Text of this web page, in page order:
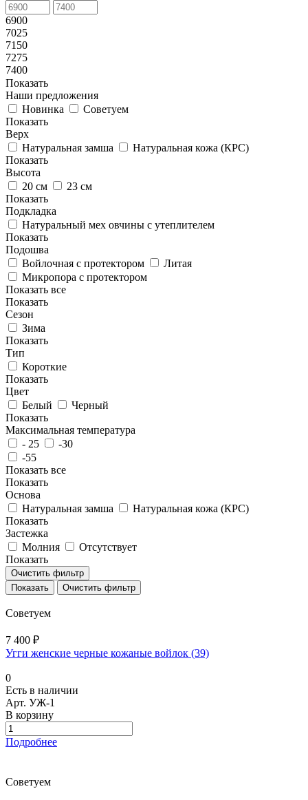
6900
7025
7150
7275
7400
Показать
Наши предложения
Новинка
Советуем
Показать
Верх
Натуральная замша
Натуральная кожа (КРС)
Показать
Высота
20 см
23 см
Показать
Подкладка
Натуральный мех овчины с утеплителем
Показать
Подошва
Войлочная с протектором
Литая
Микропора с протектором
Показать все
Показать
Сезон
Зима
Показать
Тип
Короткие
Показать
Цвет
Белый
Черный
Показать
Максимальная температура
- 25
-30
-55
Показать все
Показать
Основа
Натуральная замша
Натуральная кожа (КРС)
Показать
Застежка
Молния
Отсутствует
Показать
Очистить фильтр
Очистить фильтр
Советуем
7 400 ₽
Угги женские черные кожаные войлок (39)
0
Есть в наличии
Арт. УЖ-1
В корзину
Подробнее
Советуем